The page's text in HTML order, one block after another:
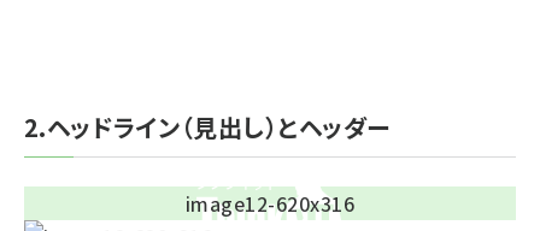
2.ヘッドライン（見出し）とヘッダー